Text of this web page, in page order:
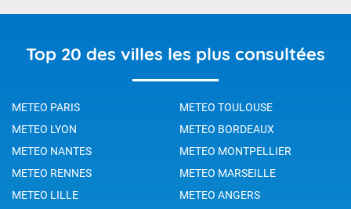
Top 20 des villes les plus consultées
METEO PARIS
METEO TOULOUSE
METEO LYON
METEO BORDEAUX
METEO NANTES
METEO MONTPELLIER
METEO RENNES
METEO MARSEILLE
METEO LILLE
METEO ANGERS